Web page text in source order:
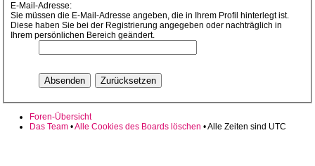
E-Mail-Adresse:
Sie müssen die E-Mail-Adresse angeben, die in Ihrem Profil hinterlegt ist.
Diese haben Sie bei der Registrierung angegeben oder nachträglich in
Ihrem persönlichen Bereich geändert.
Foren-Übersicht
Das Team •Alle Cookies des Boards löschen • Alle Zeiten sind UTC